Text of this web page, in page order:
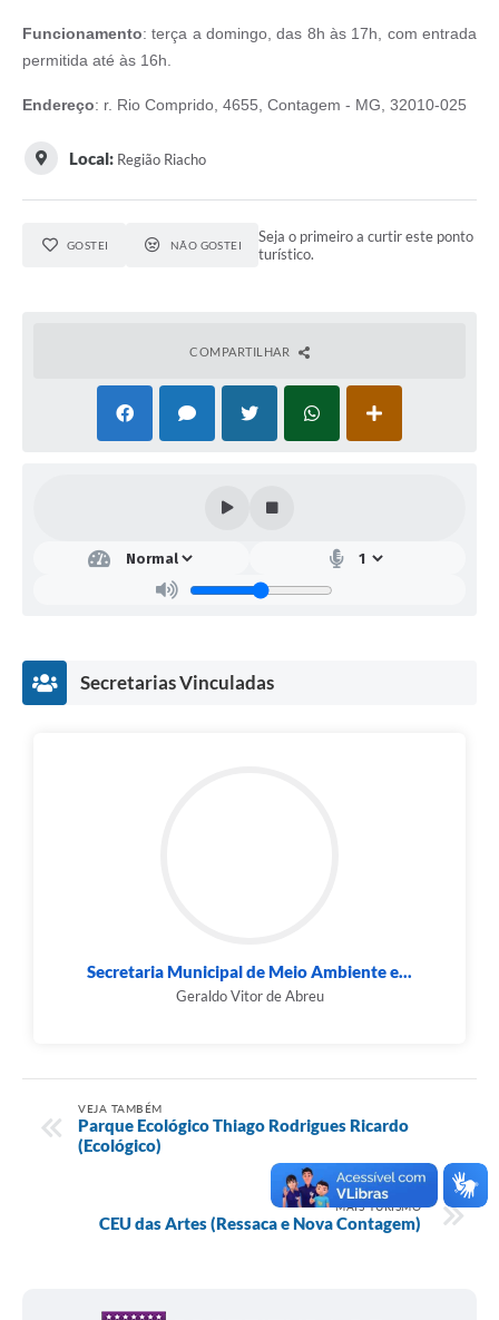
Funcionamento: terça a domingo, das 8h às 17h, com entrada
permitida até às 16h.
Endereço: r. Rio Comprido, 4655, Contagem - MG, 32010-025
Local: Região Riacho
GOSTEI NÃO GOSTEI
Seja o primeiro a curtir este ponto
turístico.
COMPARTILHAR
Secretarias Vinculadas
Secretaria Municipal de Meio Ambiente e...
Geraldo Vitor de Abreu
VEJA TAMBÉM
Parque Ecológico Thiago Rodrigues Ricardo
(Ecológico)
MAIS TURISMO
CEU das Artes (Ressaca e Nova Contagem)